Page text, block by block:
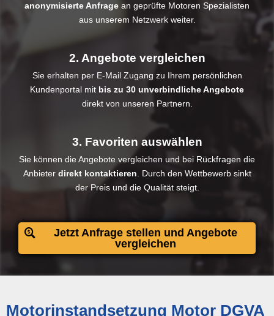
anonymisierte Anfrage an geprüfte Motoren Spezialisten
aus unserem Netzwerk weiter.
2. Angebote vergleichen
Sie erhalten per E-Mail Zugang zu Ihrem persönlichen
Kundenportal mit bis zu 30 unverbindliche Angebote
direkt von unseren Partnern.
3. Favoriten auswählen
Sie können die Angebote vergleichen und bei Rückfragen die
Anbieter direkt kontaktieren. Durch den Wettbewerb sinkt
der Preis und die Qualität steigt.​
Jetzt Anfrage stellen und Angebote
vergleichen
Motorinstandsetzung Motor DGVA